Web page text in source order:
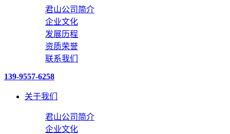
君山公司简介
企业文化
发展历程
资质荣誉
联系我们
139-9557-6258
关于我们
君山公司简介
企业文化